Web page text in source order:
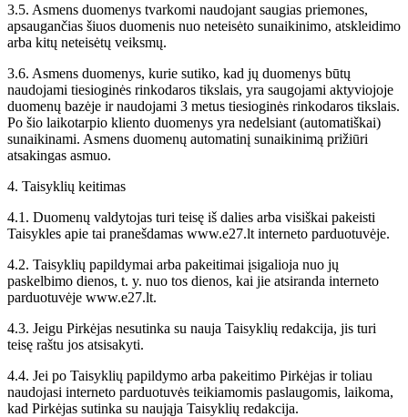
3.5. Asmens duomenys tvarkomi naudojant saugias priemones,
apsaugančias šiuos duomenis nuo neteisėto sunaikinimo, atskleidimo
arba kitų neteisėtų veiksmų.
3.6. Asmens duomenys, kurie sutiko, kad jų duomenys būtų
naudojami tiesioginės rinkodaros tikslais, yra saugojami aktyviojoje
duomenų bazėje ir naudojami 3 metus tiesioginės rinkodaros tikslais.
Po šio laikotarpio kliento duomenys yra nedelsiant (automatiškai)
sunaikinami. Asmens duomenų automatinį sunaikinimą prižiūri
atsakingas asmuo.
4. Taisyklių keitimas
4.1. Duomenų valdytojas turi teisę iš dalies arba visiškai pakeisti
Taisykles apie tai pranešdamas www.e27.lt interneto parduotuvėje.
4.2. Taisyklių papildymai arba pakeitimai įsigalioja nuo jų
paskelbimo dienos, t. y. nuo tos dienos, kai jie atsiranda interneto
parduotuvėje www.e27.lt.
4.3. Jeigu Pirkėjas nesutinka su nauja Taisyklių redakcija, jis turi
teisę raštu jos atsisakyti.
4.4. Jei po Taisyklių papildymo arba pakeitimo Pirkėjas ir toliau
naudojasi interneto parduotuvės teikiamomis paslaugomis, laikoma,
kad Pirkėjas sutinka su naująja Taisyklių redakcija.